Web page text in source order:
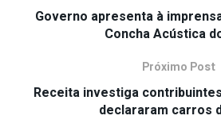
Governo apresenta à
Concha Acústica
Próximo Post
Receita investiga
declararam carros